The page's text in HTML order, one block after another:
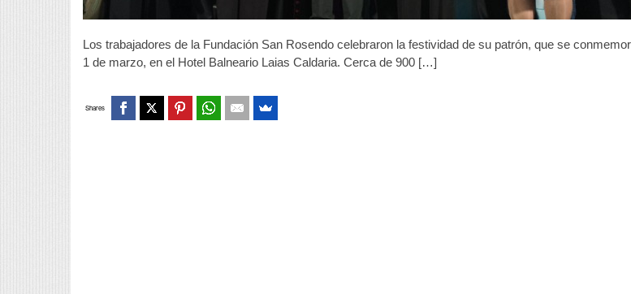
Los trabajadores de la Fundación San Rosendo celebraron la festividad de su patrón, que se
1 de marzo, en el Hotel Balneario Laias Caldaria. Cerca de 900 […]
Shares